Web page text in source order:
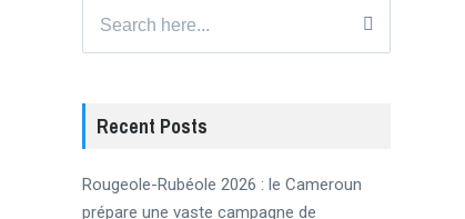
for:
Recent Posts
Rougeole-Rubéole 2026 : le Cameroun
prépare une vaste campagne de